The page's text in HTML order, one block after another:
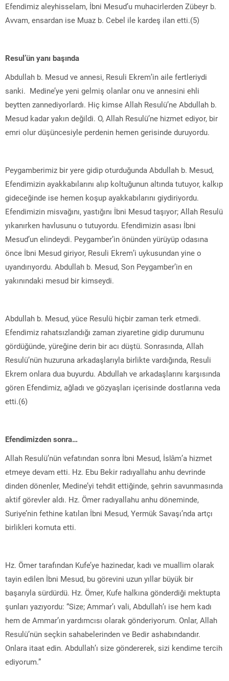
Efendimiz aleyhisselam, İbni Mesud’u muhacirlerden Zübeyr b.
Avvam, ensardan ise Muaz b. Cebel ile kardeş ilan etti.(5)
Resul’ün yanı başında
Abdullah b. Mesud ve annesi, Resuli Ekrem’in aile fertleriydi
sanki. Medine’ye yeni gelmiş olanlar onu ve annesini ehli
beytten zannediyorlardı. Hiç kimse Allah Resulü’ne Abdullah b.
Mesud kadar yakın değildi. O, Allah Resulü’ne hizmet ediyor, bir
emri olur düşüncesiyle perdenin hemen gerisinde duruyordu.
Peygamberimiz bir yere gidip oturduğunda Abdullah b. Mesud,
Efendimizin ayakkabılarını alıp koltuğunun altında tutuyor, kalkıp
gideceğinde ise hemen koşup ayakkabılarını giydiriyordu.
Efendimizin misvağını, yastığını İbni Mesud taşıyor; Allah Resulü
yıkanırken havlusunu o tutuyordu. Efendimizin asası İbni
Mesud’un elindeydi. Peygamber’in önünden yürüyüp odasına
önce İbni Mesud giriyor, Resuli Ekrem’i uykusundan yine o
uyandırıyordu. Abdullah b. Mesud, Son Peygamber’in en
yakınındaki mesud bir kimseydi.
Abdullah b. Mesud, yüce Resulü hiçbir zaman terk etmedi.
Efendimiz rahatsızlandığı zaman ziyaretine gidip durumunu
gördüğünde, yüreğine derin bir acı düştü. Sonrasında, Allah
Resulü’nün huzuruna arkadaşlarıyla birlikte vardığında, Resuli
Ekrem onlara dua buyurdu. Abdullah ve arkadaşlarını karşısında
gören Efendimiz, ağladı ve gözyaşları içerisinde dostlarına veda
etti.(6)
Efendimizden sonra…
Allah Resulü’nün vefatından sonra İbni Mesud, İslâm’a hizmet
etmeye devam etti. Hz. Ebu Bekir radıyallahu anhu devrinde
dinden dönenler, Medine’yi tehdit ettiğinde, şehrin savunmasında
aktif görevler aldı. Hz. Ömer radıyallahu anhu döneminde,
Suriye’nin fethine katılan İbni Mesud, Yermük Savaşı’nda artçı
birlikleri komuta etti.
Hz. Ömer tarafından Kufe’ye hazinedar, kadı ve muallim olarak
tayin edilen İbni Mesud, bu görevini uzun yıllar büyük bir
başarıyla sürdürdü. Hz. Ömer, Kufe halkına gönderdiği mektupta
şunları yazıyordu: “Size; Ammar’ı vali, Abdullah’ı ise hem kadı
hem de Ammar’ın yardımcısı olarak gönderiyorum. Onlar, Allah
Resulü’nün seçkin sahabelerinden ve Bedir ashabındandır.
Onlara itaat edin. Abdullah’ı size göndererek, sizi kendime tercih
ediyorum.”